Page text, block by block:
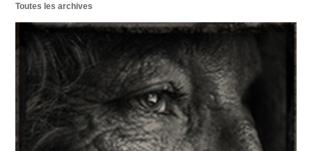
Toutes les archives